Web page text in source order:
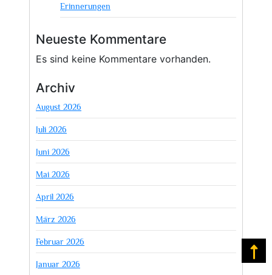
Erinnerungen
Neueste Kommentare
Es sind keine Kommentare vorhanden.
Archiv
August 2026
Juli 2026
Juni 2026
Mai 2026
April 2026
März 2026
Februar 2026
Januar 2026